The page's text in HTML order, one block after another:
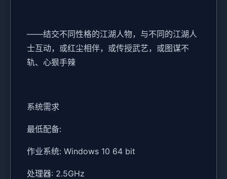
——结交不同性格的江湖人物，与不同的江湖人
士互动，或红尘相伴，或传授武艺，或图谋不
轨、心狠手辣
系统需求
最低配备:
作业系统: Windows 10 64 bit
处理器: 2.5GHz